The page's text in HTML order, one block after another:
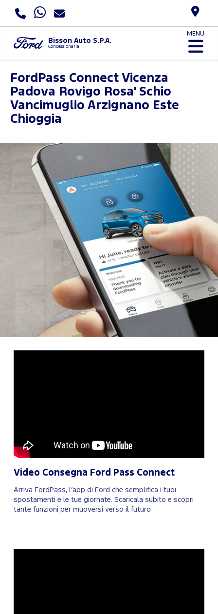
Bisson Auto S.P.A.
Concessionaria
MENU
FordPass Connect Vicenza
Padova Rovigo Rosa' Schio
Vancimuglio Arzignano Este
Chioggia
Video Consegna Ford Pass Connect
Arriva FordPass, l’app di Ford che semplifica i tuoi
spostamenti e le tue giornate. Scaricala subito e scopri
tante funzioni per muoversi verso il futuro